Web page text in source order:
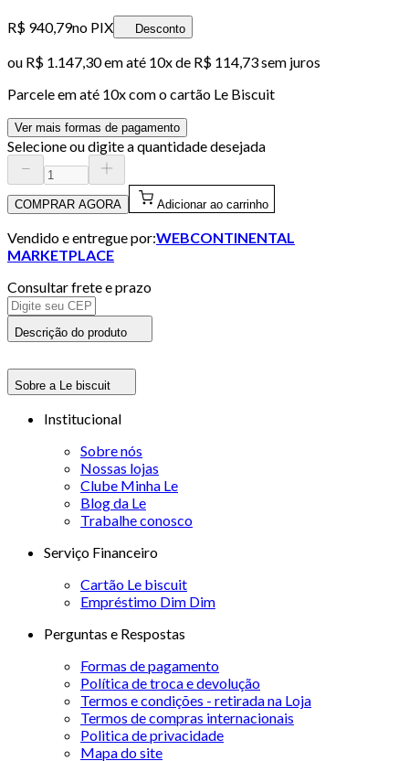
R$ 940,79no PIX Desconto
ou R$ 1.147,30em até 10x de R$ 114,73 sem juros
Parcele em até 10x com o cartão Le Biscuit
Ver mais formas de pagamento
Selecione ou digite a quantidade desejada
COMPRAR AGORA Adicionar ao carrinho
Vendido e entregue por:WEBCONTINENTAL
MARKETPLACE
Consultar frete e prazo
Descrição do produto
Sobre a Le biscuit
Institucional
Sobre nós
Nossas lojas
Clube Minha Le
Blog da Le
Trabalhe conosco
Serviço Financeiro
Cartão Le biscuit
Empréstimo Dim Dim
Perguntas e Respostas
Formas de pagamento
Política de troca e devolução
Termos e condições - retirada na Loja
Termos de compras internacionais
Politica de privacidade
Mapa do site